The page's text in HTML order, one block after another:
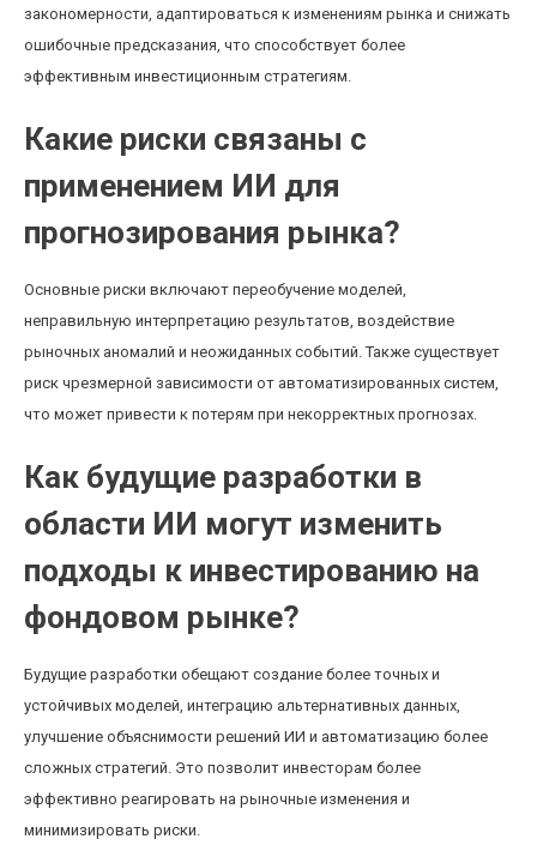
закономерности, адаптироваться к изменениям рынка и снижать
ошибочные предсказания, что способствует более
эффективным инвестиционным стратегиям.
Какие риски связаны с
применением ИИ для
прогнозирования рынка?
Основные риски включают переобучение моделей,
неправильную интерпретацию результатов, воздействие
рыночных аномалий и неожиданных событий. Также существует
риск чрезмерной зависимости от автоматизированных систем,
что может привести к потерям при некорректных прогнозах.
Как будущие разработки в
области ИИ могут изменить
подходы к инвестированию на
фондовом рынке?
Будущие разработки обещают создание более точных и
устойчивых моделей, интеграцию альтернативных данных,
улучшение объяснимости решений ИИ и автоматизацию более
сложных стратегий. Это позволит инвесторам более
эффективно реагировать на рыночные изменения и
минимизировать риски.